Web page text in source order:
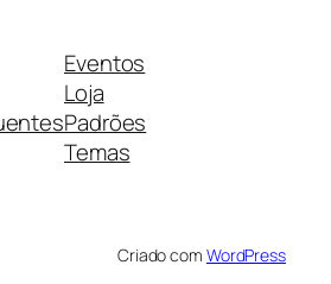
Eventos
Loja
Padrões
Temas
Criado com WordPress